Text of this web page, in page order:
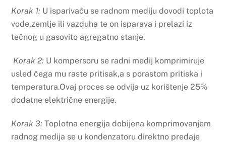
Korak 1: U isparivaču se radnom mediju dovodi toplota
vode,zemlje ili vazduha te on isparava i prelazi iz
tečnog u gasovito agregatno stanje.
Korak 2: U kompersoru se radni medij komprimiruje
usled čega mu raste pritisak,a s porastom pritiska i
temperatura.Ovaj proces se odvija uz korištenje 25%
dodatne električne energije.
Korak 3: Toplotna energija dobijena komprimovanjem
radnog medija se u kondenzatoru direktno predaje